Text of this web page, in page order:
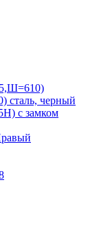
сталь, черный
с замком